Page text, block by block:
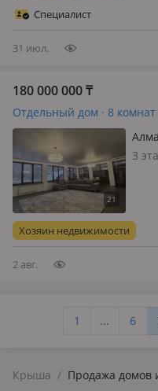
Специалист
31 июл.
180 000 000₸
Отдельный дом · 8 комнат
9
3
Хозяин недвижимости
2 авг.
1 ... 6
Крыша / Продажа домов